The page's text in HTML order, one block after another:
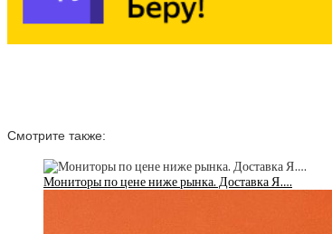
Смотрите также:
Мониторы по цене ниже рынка. Доставка Я….